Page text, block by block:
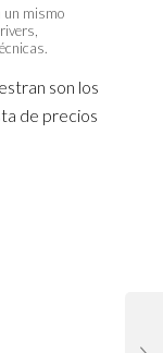
un mismo
son los
de precios